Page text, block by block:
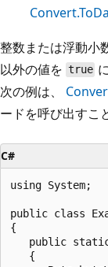
整数または浮動小
以外の値を true
次の例は、
ードを呼び出すこ
C#
using System;
public class
{
public
   {